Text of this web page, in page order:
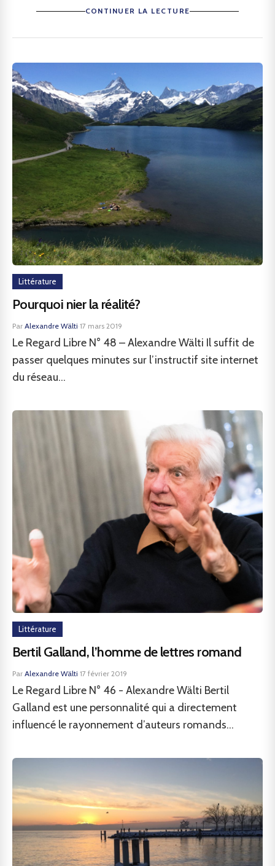
CONTINUER LA LECTURE
Littérature
Pourquoi nier la réalité?
Par Alexandre Wälti·17 mars 2019
Le Regard Libre N° 48 – Alexandre Wälti Il suffit de
passer quelques minutes sur l’instructif site internet
du réseau...
Littérature
Bertil Galland, l’homme de lettres romand
Par Alexandre Wälti·17 février 2019
Le Regard Libre N° 46 - Alexandre Wälti Bertil
Galland est une personnalité qui a directement
influencé le rayonnement d’auteurs romands...